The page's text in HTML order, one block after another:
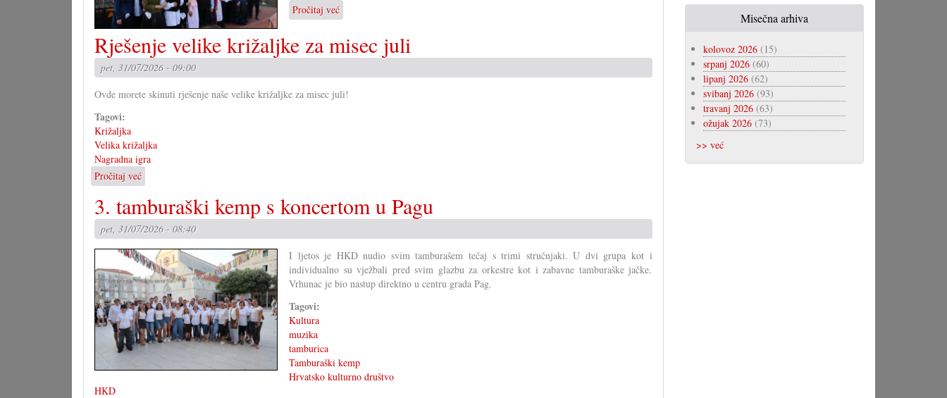
Pročitaj već
Jubilarna
predstava
umočkoga
Rješenje velike križaljke za misec juli
pet, 31/07/2026 - 09:00
Ovde morete skinuti rješenje naše velike križaljke za misec juli!
Tagovi:
Križaljka
Velika križaljka
Nagradna igra
Pročitaj već
Rješenje
velike
križaljke
za
misec
juli
3. tamburaški kemp s koncertom u Pagu
pet, 31/07/2026 - 08:40
I ljetos je HKD nudio svim tamburašem tečaj s trimi stručnjaki. U dvi grupa kot i
individualno su vježbali pred svim glazbu za orkestre kot i zabavne tamburaške jačke.
Vrhunac je bio nastup direktno u centru grada Pag.
Tagovi:
Kultura
muzika
tamburica
Tamburaški kemp
Hrvatsko kulturno društvo
HKD
Misečna arhiva
kolovoz 2026(15)
srpanj 2026(60)
lipanj 2026(62)
svibanj 2026(93)
travanj 2026(63)
ožujak 2026(73)
>> već